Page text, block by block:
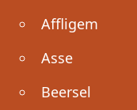
Affligem
Asse
Beersel